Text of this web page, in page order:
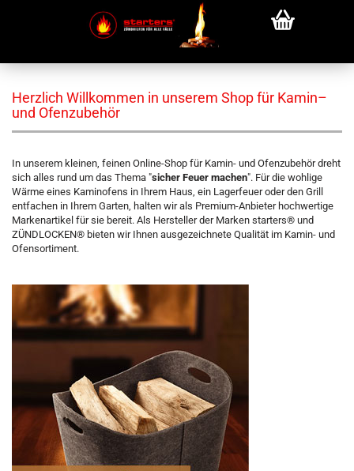
Herzlich Willkommen in unserem Shop für Kamin–
und Ofenzubehör
In unserem kleinen, feinen Online-Shop für Kamin- und Ofenzubehör dreht
sich alles rund um das Thema "sicher Feuer machen". Für die wohlige
Wärme eines Kaminofens in Ihrem Haus, ein Lagerfeuer oder den Grill
entfachen in Ihrem Garten, halten wir als Premium-Anbieter hochwertige
Markenartikel für sie bereit. Als Hersteller der Marken starters® und
ZÜNDLOCKEN® bieten wir Ihnen ausgezeichnete Qualität im Kamin- und
Ofensortiment.